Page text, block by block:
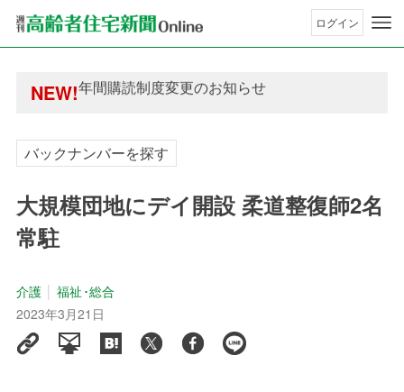
ログイン
NEW!
年間購読制度変更のお知らせ
高齢者住宅新聞 無料会員の皆様へ閲覧本数変更
高齢者住宅新聞 無料会員の皆様へ閲覧本数変更
バックナンバーを探す
大規模団地にデイ開設 柔道整復師2名
常駐
介護
福祉･総合
2023年3月21日